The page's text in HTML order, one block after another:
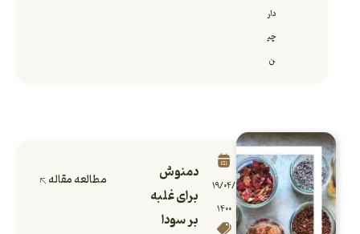
دار
چی
ن
۱۹/۰۴/
۱۴۰۰
دمنوش
برای غلبه
بر سودا
مطالعه مقاله